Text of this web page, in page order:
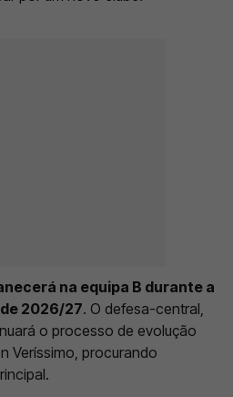
na equipa B durante a
2026/27. O defesa-central,
o processo de evolução
Veríssimo, procurando